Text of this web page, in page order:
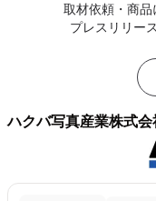
取材依頼・商品
プレスリリー
ハクバ写真産業株式会